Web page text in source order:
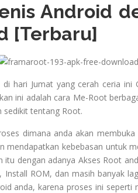
Android
[Terbaru]
hari Jumat yang cerah ceria ini
ini adalah cara Me-Root
sedikit tentang Root.
dimana anda akan
mendapatkan kebebasan untuk
itu dengan adanya Akses Root
Install ROM, dan masih banyak
anda, karena proses ini